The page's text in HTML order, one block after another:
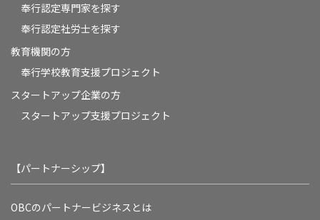
奉行認定専門家を探す
奉行認定社労士を探す
教育機関の方
奉⾏学校教育⽀援プロジェクト
スタートアップ企業の方
スタートアップ支援プロジェクト
【パートナーシップ】
OBCのパートナービジネスとは